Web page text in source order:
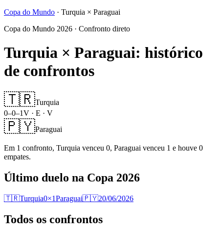
Copa do Mundo · Turquia × Paraguai
Copa do Mundo 2026 · Confronto direto
Turquia × Paraguai: histórico
de confrontos
🇹🇷Turquia
0–0–1V · E · V
🇵🇾Paraguai
Em 1 confronto, Turquia venceu 0, Paraguai venceu 1 e houve 0
empates.
Último duelo na Copa 2026
🇹🇷Turquia0×1Paraguai🇵🇾20/06/2026
Todos os confrontos